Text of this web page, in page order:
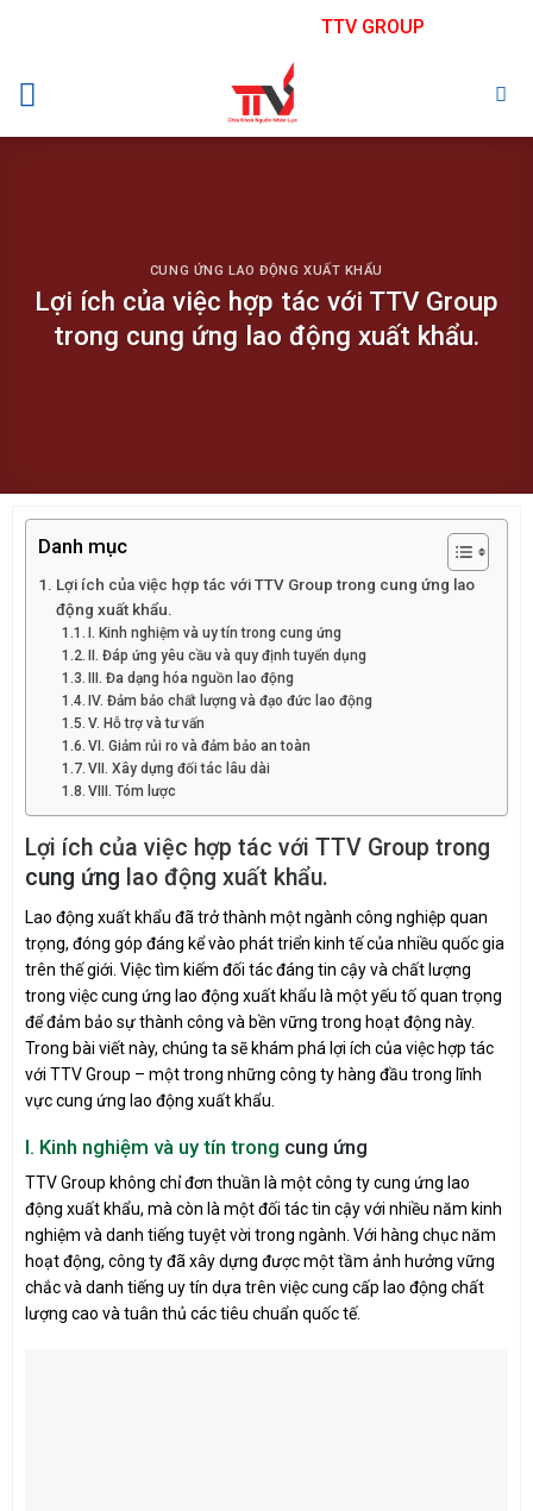
TTV GROUP
CUNG ỨNG LAO ĐỘNG XUẤT KHẨU
Lợi ích của việc hợp tác với TTV Group
trong cung ứng lao động xuất khẩu.
Danh mục
Lợi ích của việc hợp tác với TTV Group trong cung ứng lao
động xuất khẩu.
I. Kinh nghiệm và uy tín trong cung ứng
II. Đáp ứng yêu cầu và quy định tuyển dụng
III. Đa dạng hóa nguồn lao động
IV. Đảm bảo chất lượng và đạo đức lao động
V. Hỗ trợ và tư vấn
VI. Giảm rủi ro và đảm bảo an toàn
VII. Xây dựng đối tác lâu dài
VIII. Tóm lược
Lợi ích của việc hợp tác với TTV Group trong
cung ứng lao động xuất khẩu.
Lao động xuất khẩu đã trở thành một ngành công nghiệp quan
trọng, đóng góp đáng kể vào phát triển kinh tế của nhiều quốc gia
trên thế giới. Việc tìm kiếm đối tác đáng tin cậy và chất lượng
trong việc cung ứng lao động xuất khẩu là một yếu tố quan trọng
để đảm bảo sự thành công và bền vững trong hoạt động này.
Trong bài viết này, chúng ta sẽ khám phá lợi ích của việc hợp tác
với TTV Group – một trong những công ty hàng đầu trong lĩnh
vực cung ứng lao động xuất khẩu.
I. Kinh nghiệm và uy tín trong cung ứng
TTV Group không chỉ đơn thuần là một công ty cung ứng lao
động xuất khẩu, mà còn là một đối tác tin cậy với nhiều năm kinh
nghiệm và danh tiếng tuyệt vời trong ngành. Với hàng chục năm
hoạt động, công ty đã xây dựng được một tầm ảnh hưởng vững
chắc và danh tiếng uy tín dựa trên việc cung cấp lao động chất
lượng cao và tuân thủ các tiêu chuẩn quốc tế.